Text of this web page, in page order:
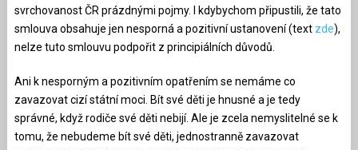
svrchovanost ČR prázdnými pojmy. I kdybychom připustili, že tato
smlouva obsahuje jen nesporná a pozitivní ustanovení (text zde),
nelze tuto smlouvu podpořit z principiálních důvodů.
Ani k nesporným a pozitivním opatřením se nemáme co
zavazovat cizí státní moci. Bít své děti je hnusné a je tedy
správné, když rodiče své děti nebijí. Ale je zcela nemyslitelné se k
tomu, že nebudeme bít své děti, jednostranně zavazovat